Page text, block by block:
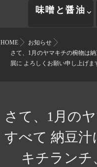
味噌と醤油
HOME
お知らせ
さて、1月のヤマキチの椀物は
屓に よろしくお願い申し上げま
さて、1月の
すべて 納豆
キチランチ